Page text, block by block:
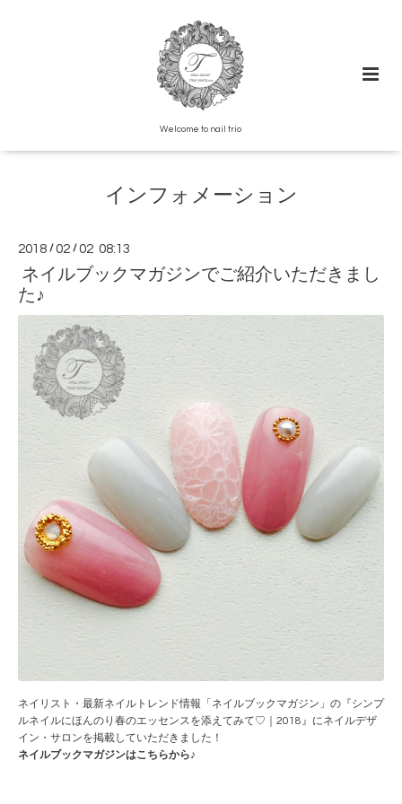
Welcome to nail trio
インフォメーション
2018 /02 /02 08:13
ネイルブックマガジンでご紹介いただきまし
た♪
ネイリスト・最新ネイルトレンド情報「ネイルブックマガジン」の『シンプ
ルネイルにほんのり春のエッセンスを添えてみて♡｜2018』にネイルデザ
イン・ サロンを掲載していただきました！
ネイルブックマガジンはこちらから♪